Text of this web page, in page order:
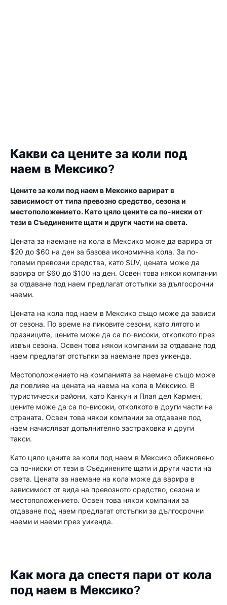
Какви са цените за коли под
наем в Мексико?
Цените за коли под наем в Мексико варират в
зависимост от типа превозно средство, сезона и
местоположението. Като цяло цените са по-ниски от
тези в Съединените щати и други части на света.
Цената за наемане на кола в Мексико може да варира от
$20 до $60 на ден за базова икономична кола. За по-
големи превозни средства, като SUV, цената може да
варира от $60 до $100 на ден. Освен това някои компании
за отдаване под наем предлагат отстъпки за дългосрочни
наеми.
Цената на кола под наем в Мексико също може да зависи
от сезона. По време на пиковите сезони, като лятото и
празниците, цените може да са по-високи, отколкото през
извън сезона. Освен това някои компании за отдаване под
наем предлагат отстъпки за наемане през уикенда.
Местоположението на компанията за наемане също може
да повлияе на цената на наема на кола в Мексико. В
туристически райони, като Канкун и Плая дел Кармен,
цените може да са по-високи, отколкото в други части на
страната. Освен това някои компании за отдаване под
наем начисляват допълнително застраховка и други
такси.
Като цяло цените за коли под наем в Мексико обикновено
са по-ниски от тези в Съединените щати и други части на
света. Цената за наемане на кола може да варира в
зависимост от вида на превозното средство, сезона и
местоположението. Освен това някои компании за
отдаване под наем предлагат отстъпки за дългосрочни
наеми и наеми през уикенда.
Как мога да спестя пари от кола
под наем в Мексико?